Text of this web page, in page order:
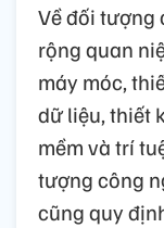
Về đối tượng
rộng quan
máy móc,
dữ liệu, thiết
mềm và trí
tượng công
cũng quy